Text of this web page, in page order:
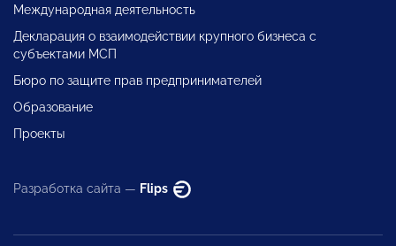
Международная деятельность
Декларация о взаимодействии крупного бизнеса с
субъектами МСП
Бюро по защите прав предпринимателей
Образование
Проекты
Разработка сайта — Flips